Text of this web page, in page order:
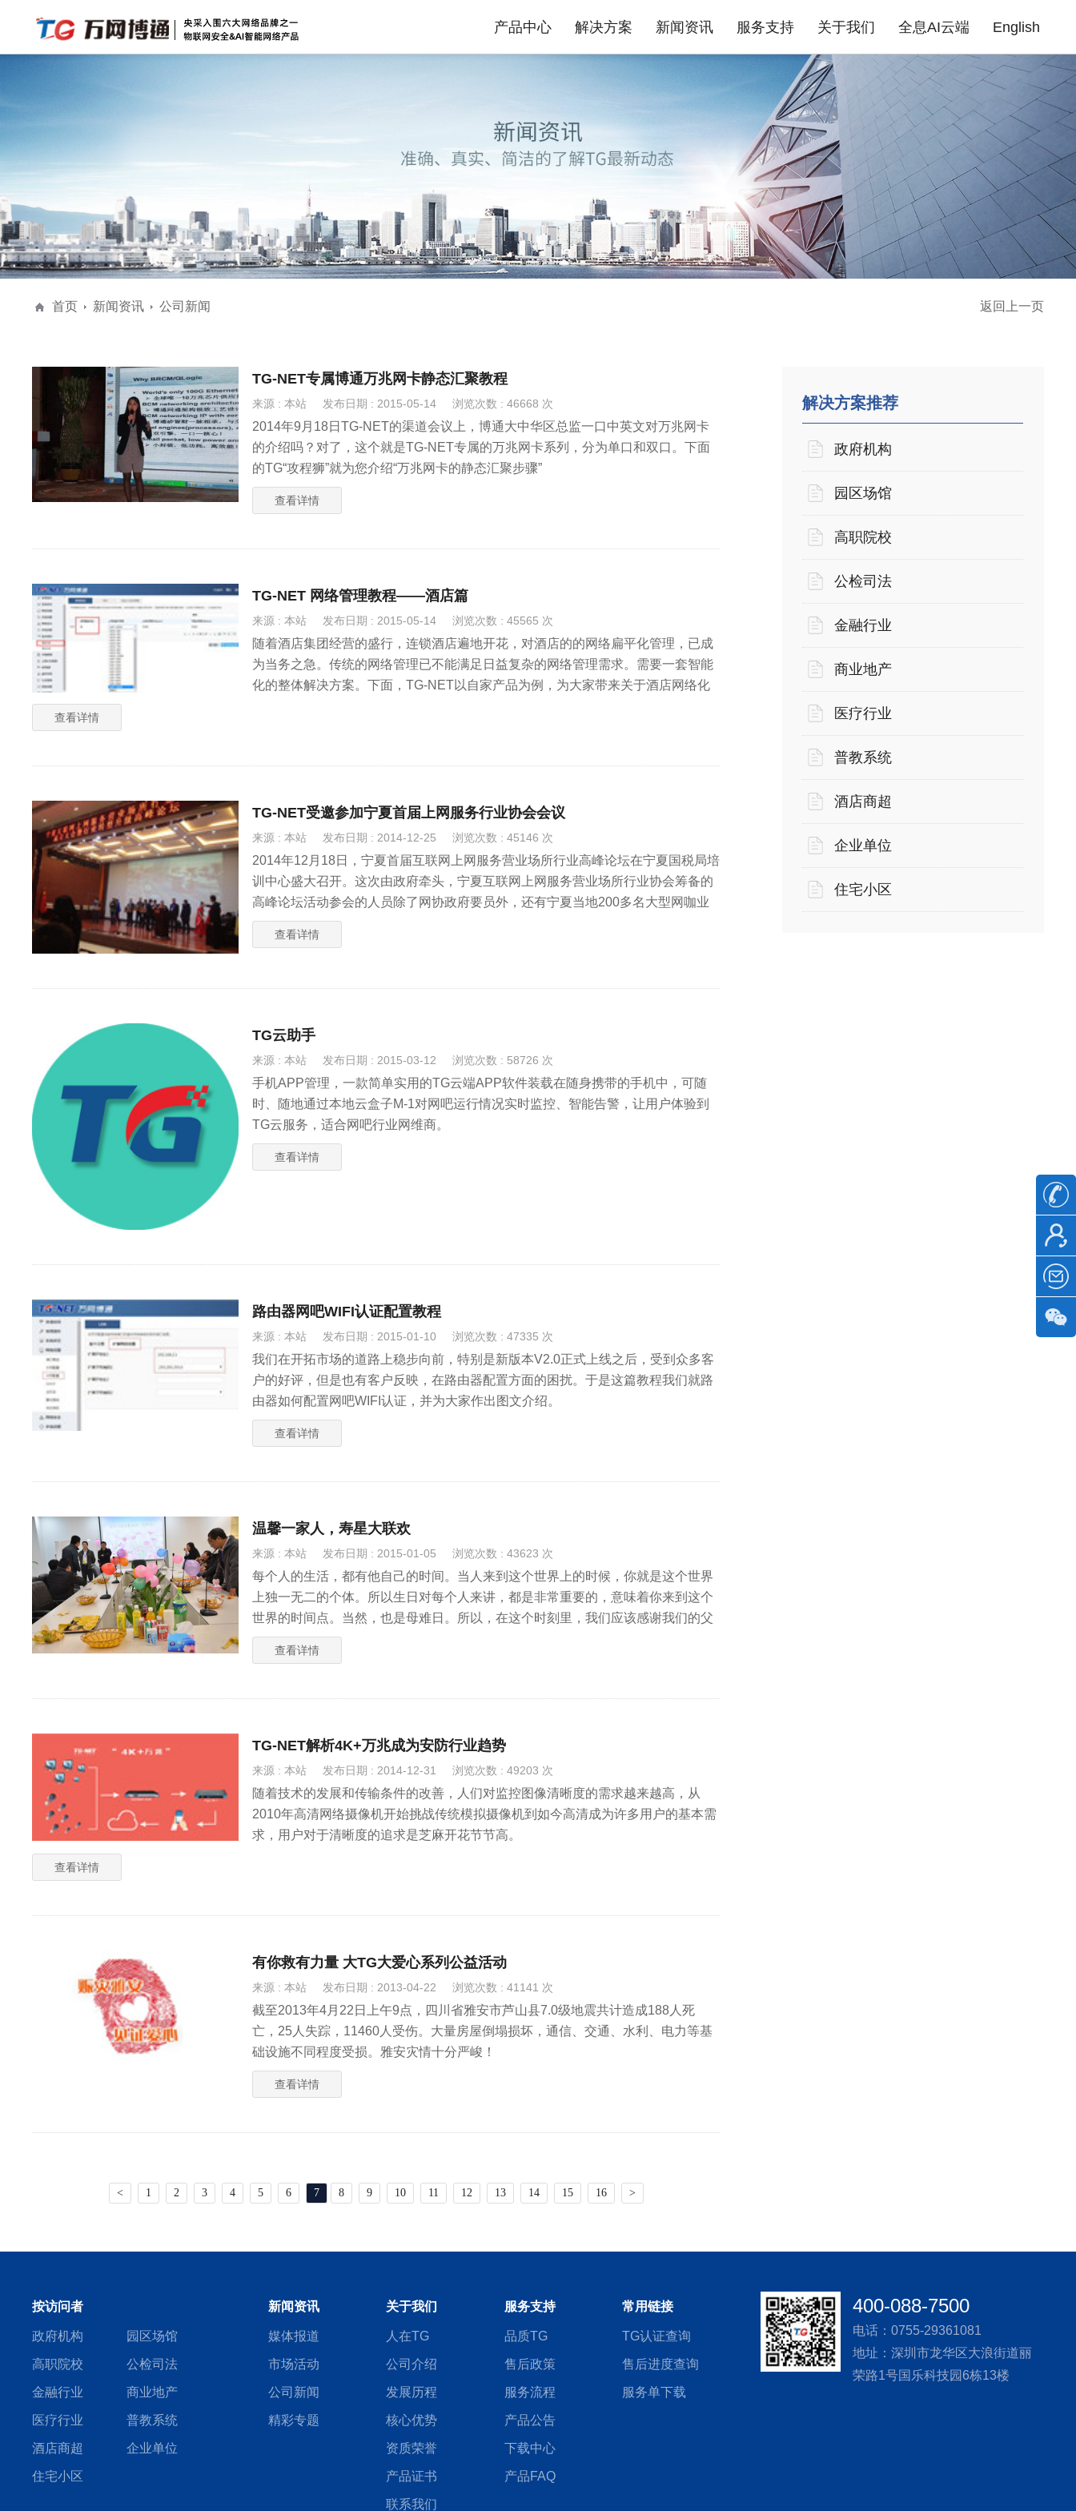
产品中心
物联网安全 园区交换机 企业无线 企业路由器 xPON光网络 安全产品
解决方案
极简智能网络解决方案
城市级公共大屏内容安全解决方案
成功案例
政府机构 园区场馆 高职院校
金融行业
商业地产 医疗行业
酒店商超
企业单位 住宅小区
新闻资讯 服务支持
售后政策 服务流程 下载中心 产品FAQ
关于我们
发展历程 核心优势 产品证书 联系我们
全息AI云端 English
返回上一页
首页 新闻资讯 公司新闻
TG-NET专属博通万兆网卡静态汇聚教程
来源 : 本站 发布日期 : 2015-05-14 浏览次数 : 46668 次
2014年9月18日TG-NET的渠道会议上，博通大中华区总监一口中英文对万兆网卡
的介绍吗？对了，这个就是TG-NET专属的万兆网卡系列，分为单口和双口。下面
的TG“攻程狮”就为您介绍“万兆网卡的静态汇聚步骤”
查看详情
TG-NET 网络管理教程——酒店篇
来源 : 本站 发布日期 : 2015-05-14 浏览次数 : 45565 次
随着酒店集团经营的盛行，连锁酒店遍地开花，对酒店的的网络扁平化管理，已成
为当务之急。传统的网络管理已不能满足日益复杂的网络管理需求。需要一套智能
化的整体解决方案。下面，TG-NET以自家产品为例，为大家带来关于酒店网络化
查看详情
TG-NET受邀参加宁夏首届上网服务行业协会会议
来源 : 本站 发布日期 : 2014-12-25 浏览次数 : 45146 次
2014年12月18日，宁夏首届互联网上网服务营业场所行业高峰论坛在宁夏国税局培
训中心盛大召开。这次由政府牵头，宁夏互联网上网服务营业场所行业协会筹备的
高峰论坛活动参会的人员除了网协政府要员外，还有宁夏当地200多名大型网咖业
主，而TG-NET作为万兆交换机品牌被隆重邀请，并且在会议现场展示出的万兆环
网交换机，受到了关注。
查看详情
TG云助手
来源 : 本站 发布日期 : 2015-03-12 浏览次数 : 58726 次
手机APP管理，一款简单实用的TG云端APP软件装载在随身携带的手机中，可随
时、随地通过本地云盒子M-1对网吧运行情况实时监控、智能告警，让用户体验到
TG云服务，适合网吧行业网维商。
查看详情
路由器网吧WIFI认证配置教程
来源 : 本站 发布日期 : 2015-01-10 浏览次数 : 47335 次
我们在开拓市场的道路上稳步向前，特别是新版本V2.0正式上线之后，受到众多客
户的好评，但是也有客户反映，在路由器配置方面的困扰。于是这篇教程我们就路
由器如何配置网吧WIFI认证，并为大家作出图文介绍。
查看详情
温馨一家人，寿星大联欢
来源 : 本站 发布日期 : 2015-01-05 浏览次数 : 43623 次
每个人的生活，都有他自己的时间。当人来到这个世界上的时候，你就是这个世界
上独一无二的个体。所以生日对每个人来讲，都是非常重要的，意味着你来到这个
世界的时间点。当然，也是母难日。所以，在这个时刻里，我们应该感谢我们的父
母，感谢身边的朋友，也要感谢生活工作中，一直给予我们支持的朋友与同事。一
路陪伴，互帮互助，每个人才会走得更远。
查看详情
TG-NET解析4K+万兆成为安防行业趋势
来源 : 本站 发布日期 : 2014-12-31 浏览次数 : 49203 次
随着技术的发展和传输条件的改善，人们对监控图像清晰度的需求越来越高，从
2010年高清网络摄像机开始挑战传统模拟摄像机到如今高清成为许多用户的基本需
求，用户对于清晰度的追求是芝麻开花节节高。
查看详情
有你救有力量 大TG大爱心系列公益活动
来源 : 本站 发布日期 : 2013-04-22 浏览次数 : 41141 次
截至2013年4月22日上午9点，四川省雅安市芦山县7.0级地震共计造成188人死
亡，25人失踪，11460人受伤。大量房屋倒塌损坏，通信、交通、水利、电力等基
础设施不同程度受损。雅安灾情十分严峻！
查看详情
< 1 2 3 4 5 6 7 8 9 10 11 12 13 14 15 16 >
解决方案推荐
政府机构
园区场馆
高职院校
公检司法
金融行业
商业地产
医疗行业
普教系统
酒店商超
企业单位
住宅小区
按访问者
政府机构 园区场馆
高职院校 公检司法
金融行业 商业地产
医疗行业 普教系统
酒店商超 企业单位
住宅小区
新闻资讯
媒体报道
市场活动
公司新闻
精彩专题
关于我们
人在TG
公司介绍
发展历程
核心优势
资质荣誉
产品证书
联系我们
服务支持
品质TG
售后政策
服务流程
产品公告
下载中心
产品FAQ
常用链接
TG认证查询
售后进度查询
服务单下载
400-088-7500
电话：0755-29361081
地址：深圳市龙华区大浪街道丽
荣路1号国乐科技园6栋13楼